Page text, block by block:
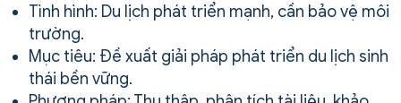
Tình hình: Du lịch phát triển mạnh, cần bảo vệ môi
trường.
Mục tiêu: Đề xuất giải pháp phát triển du lịch sinh
thái bền vững.